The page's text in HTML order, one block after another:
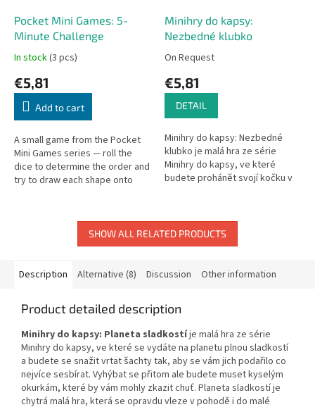
Pocket Mini Games: 5-
Minute Challenge
In stock(3 pcs)
€5,81
Add to cart
A small game from the Pocket
Mini Games series — roll the
dice to determine the order and
try to draw each shape onto
Minihry do kapsy:
Nezbedné klubko
On Request
€5,81
DETAIL
Minihry do kapsy: Nezbedné
klubko je malá hra ze série
Minihry do kapsy, ve které
budete prohánět svojí kočku v
SHOW ALL RELATED PRODUCTS
Description Alternative (8) Discussion Other information
Product detailed description
Minihry do kapsy: Planeta sladkostíje malá hra ze série
Minihry do kapsy, ve které se vydáte na planetu plnou sladkostí
a budete se snažit vrtat šachty tak, aby se vám jich podařilo co
nejvíce sesbírat. Vyhýbat se přitom ale budete muset kyselým
okurkám, které by vám mohly zkazit chuť. Planeta sladkostí je
chytrá malá hra, která se opravdu vleze v pohodě i do malé